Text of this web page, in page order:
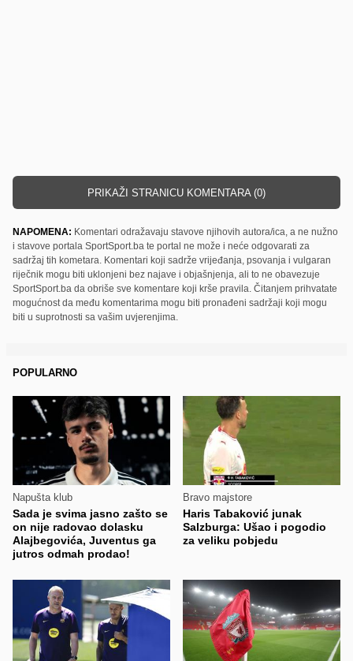
PRIKAŽI STRANICU KOMENTARA (0)
NAPOMENA: Komentari odražavaju stavove njihovih autora/ica, a ne nužno
i stavove portala SportSport.ba te portal ne može i neće odgovarati za
sadržaj tih kometara. Komentari koji sadrže vrijeđanja, psovanja i vulgaran
riječnik mogu biti uklonjeni bez najave i objašnjenja, ali to ne obavezuje
SportSport.ba da obriše sve komentare koji krše pravila. Čitanjem prihvatate
mogućnost da među komentarima mogu biti pronađeni sadržaji koji mogu
biti u suprotnosti sa vašim uvjerenjima.
POPULARNO
Napušta klub
Sada je svima jasno zašto se
on nije radovao dolasku
Alajbegovića, Juventus ga
jutros odmah prodao!
Bravo majstore
Haris Tabaković junak
Salzburga: Ušao i pogodio
za veliku pobjedu